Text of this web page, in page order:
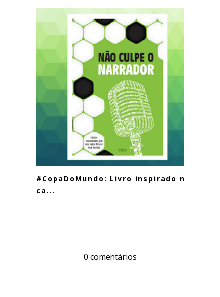
#CopaDoMundo: Livro inspirado no
ca...
0 comentários